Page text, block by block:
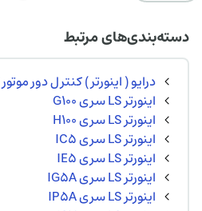
دسته‌بندی‌های مرتبط
درایو ( اینورتر ) کنترل دور موتور LS
اینورتر LS سری G100
اینورتر LS سری H100
اینورتر LS سری IC5
اینورتر LS سری IE5
اینورتر LS سری IG5A
اینورتر LS سری IP5A